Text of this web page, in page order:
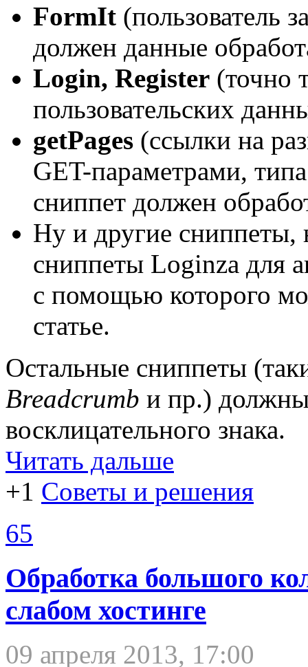
FormIt (пользователь
должен данные
Login, Register (точно
пользовательских
getPages (ссылки на
GET-параметрами,
сниппет должен
Ну и другие
сниппеты Loginza для
с помощью которого
статье.
Остальные сниппеты
Breadcrumb и пр.)
восклицательного знака.
Читать дальше
+1 Советы и решения
65
Обработка большого
слабом хостинге
09 апреля 2013, 17:00